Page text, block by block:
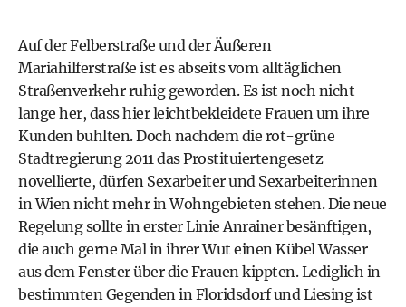
Auf der Felberstraße und der Äußeren
Mariahilferstraße ist es abseits vom alltäglichen
Straßenverkehr ruhig geworden. Es ist noch nicht
lange her, dass hier leichtbekleidete Frauen um ihre
Kunden buhlten. Doch nachdem die rot-grüne
Stadtregierung 2011 das Prostituiertengesetz
novellierte, dürfen Sexarbeiter und Sexarbeiterinnen
in Wien nicht mehr in Wohngebieten stehen. Die neue
Regelung sollte in erster Linie Anrainer besänftigen,
die auch gerne Mal in ihrer Wut einen Kübel Wasser
aus dem Fenster über die Frauen kippten. Lediglich in
bestimmten Gegenden in Floridsdorf und Liesing ist